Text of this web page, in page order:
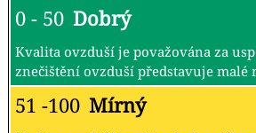
0 - 50 Dobrý
Kvalita ovzduší je považována za
znečištění ovzduší představuje malé
51 -100 Mírný